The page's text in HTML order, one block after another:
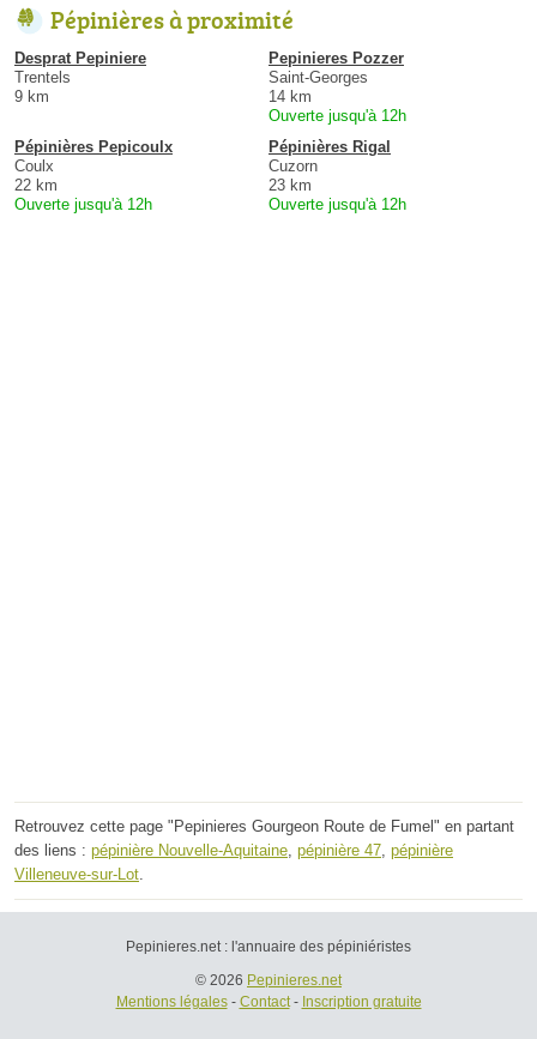
Pépinières à proximité
Desprat Pepiniere
Trentels
9 km
Pepinieres Pozzer
Saint-Georges
14 km
Ouverte jusqu'à 12h
Pépinières Pepicoulx
Coulx
22 km
Ouverte jusqu'à 12h
Pépinières Rigal
Cuzorn
23 km
Ouverte jusqu'à 12h
Retrouvez cette page "Pepinieres Gourgeon Route de Fumel" en partant
des liens : pépinière Nouvelle-Aquitaine, pépinière 47, pépinière
Villeneuve-sur-Lot.
Pepinieres.net : l'annuaire des pépiniéristes
© 2026 Pepinieres.net
Mentions légales- Contact- Inscription gratuite